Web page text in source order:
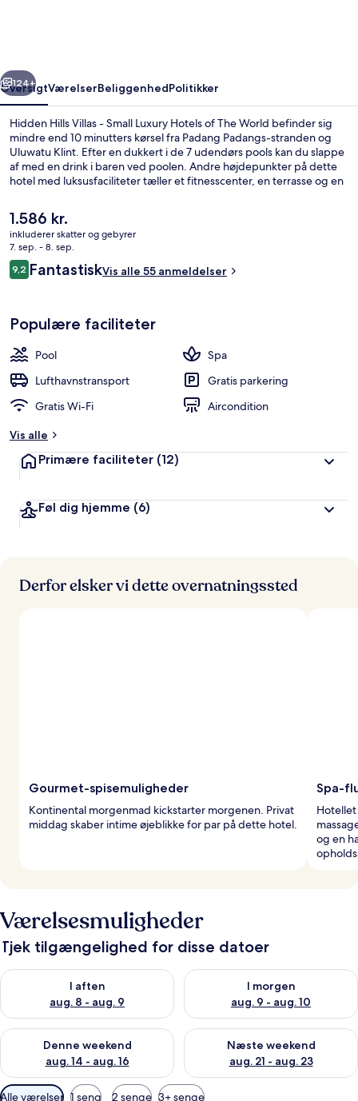
Hotels
of
The
World
Næste
124+
OversigtVærelserBeliggenhedPolitikker
Hidden Hills Villas - Small Luxury Hotels of The World befinder sig
mindre end 10 minutters kørsel fra Padang Padangs-stranden og
Uluwatu Klint. Efter en dukkert i de 7 udendørs pools kan du slappe
af med en drink i baren ved poolen. Andre højdepunkter på dette
hotel med luksusfaciliteter tæller et fitnesscenter, en terrasse og en
Den
nuværende
pris
er
1.586 kr.
1.586 kr.
inkluderer skatter og gebyrer
7. sep. - 8. sep.
Anmeldelser
9,29,2 ud af 10.
FantastiskVis alle 55 anmeldelser
Populære faciliteter
Pool
Spa
Lufthavnstransport
Gratis parkering
Gratis Wi-Fi
Aircondition
Vis alle
Primære faciliteter (12)
Føl dig hjemme (6)
Derfor elsker vi dette overnatningssted
Gourmet-spisemuligheder
Kontinental morgenmad kickstarter morgenen. Privat
middag skaber intime øjeblikke for par på dette hotel.
Spa-
og en
Værelsesmuligheder
Tjek tilgængelighed for disse datoer
I aften
aug. 8 - aug. 9
Tjek tilgængelighed for i aften aug. 8 - aug. 9
I morgen
aug. 9 - aug. 10
Tjek tilgængelighed for i
Denne weekend
aug. 14 - aug. 16
Tjek tilgængelighed for denne weekend aug. 14 - aug. 16
Næste weekend
aug. 21 - aug. 23
Tjek tilgængelighed for næste
Tilgængelige
Alle værelser 1 seng 2 senge 3+ senge